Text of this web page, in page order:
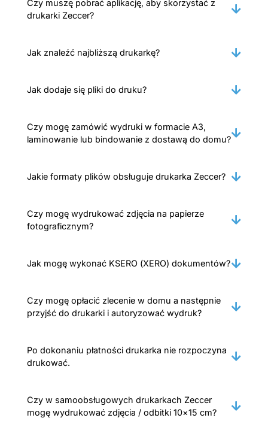
Czy muszę pobrać aplikację, aby skorzystać z
drukarki Zeccer?
Jak znaleźć najbliższą drukarkę?
Jak dodaje się pliki do druku?
Czy mogę zamówić wydruki w formacie A3,
laminowanie lub bindowanie z dostawą do domu?
Jakie formaty plików obsługuje drukarka Zeccer?
Czy mogę wydrukować zdjęcia na papierze
fotograficznym?
Jak mogę wykonać KSERO (XERO) dokumentów?
Czy mogę opłacić zlecenie w domu a następnie
przyjść do drukarki i autoryzować wydruk?
Po dokonaniu płatności drukarka nie rozpoczyna
drukować.
Czy w samoobsługowych drukarkach Zeccer
mogę wydrukować zdjęcia / odbitki 10×15 cm?